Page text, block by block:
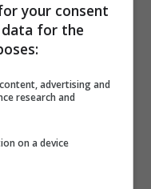
your consent
data for the
advertising and
research and
on a device